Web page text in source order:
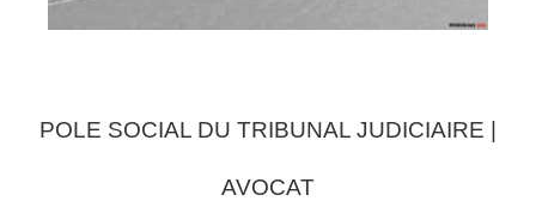
POLE SOCIAL DU TRIBUNAL JUDICIAIRE |
AVOCAT